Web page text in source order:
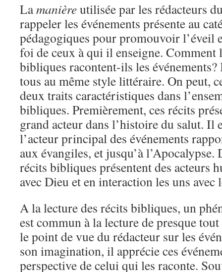
Lamanièreutilisée par les rédacteurs
rappeler les événements présente au
pédagogiques pour promouvoir l’éveil
foi de ceux à qui il enseigne. Comment
bibliques racontent-ils les
tous au même style littéraire. On peut,
deux traits caractéristiques dans
bibliques. Premièrement, ces récits
grand acteur dans l’histoire du salut. Il
l’acteur principal des événements
aux évangiles, et jusqu’à l’Apocalypse.
récits bibliques présentent des acteurs
avec Dieu et en interaction les uns avec
A la lecture des récits bibliques, un
est commun à la lecture de presque
le point de vue du rédacteur sur les
son imagination, il apprécie ces
perspective de celui qui les raconte.